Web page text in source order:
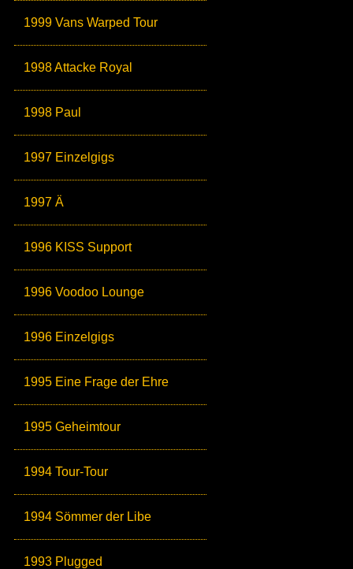
1999 Vans Warped Tour
1998 Attacke Royal
1998 Paul
1997 Einzelgigs
1997 Ä
1996 KISS Support
1996 Voodoo Lounge
1996 Einzelgigs
1995 Eine Frage der Ehre
1995 Geheimtour
1994 Tour-Tour
1994 Sömmer der Libe
1993 Plugged